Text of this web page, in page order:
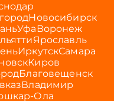
Новосибирск
УфаВоронеж
Ярославль
ИркутскСамара
Киров
Благовещенск
Владимир
Ола